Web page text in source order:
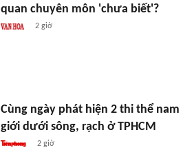
quan chuyên môn 'chưa biết'?
2 giờ
Cùng ngày phát hiện 2 thi thể nam
giới dưới sông, rạch ở TPHCM
2 giờ